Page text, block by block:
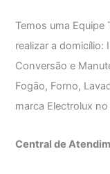
Temos uma Equipe
realizar a domicílio:
Conversão e
Fogão, Forno,
marca Electrolux no
Central de